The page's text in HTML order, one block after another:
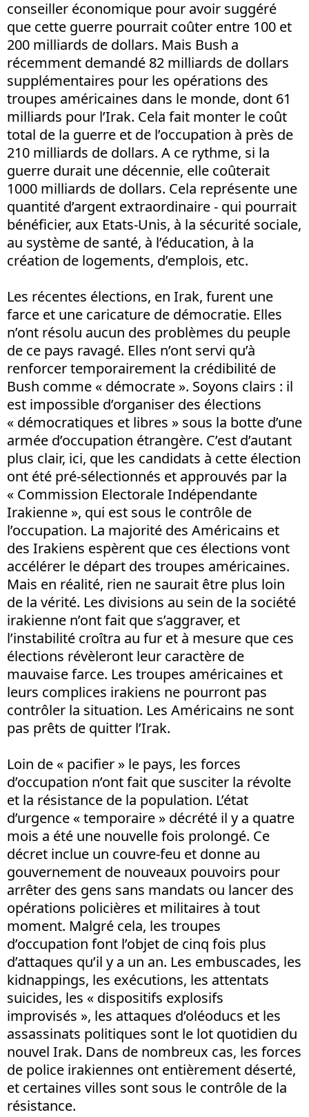
conseiller économique pour avoir suggéré
que cette guerre pourrait coûter entre 100 et
200 milliards de dollars. Mais Bush a
récemment demandé 82 milliards de dollars
supplémentaires pour les opérations des
troupes américaines dans le monde, dont 61
milliards pour l’Irak. Cela fait monter le coût
total de la guerre et de l’occupation à près de
210 milliards de dollars. A ce rythme, si la
guerre durait une décennie, elle coûterait
1000 milliards de dollars. Cela représente une
quantité d’argent extraordinaire - qui pourrait
bénéficier, aux Etats-Unis, à la sécurité sociale,
au système de santé, à l’éducation, à la
création de logements, d’emplois, etc.
Les récentes élections, en Irak, furent une
farce et une caricature de démocratie. Elles
n’ont résolu aucun des problèmes du peuple
de ce pays ravagé. Elles n’ont servi qu’à
renforcer temporairement la crédibilité de
Bush comme « démocrate ». Soyons clairs : il
est impossible d’organiser des élections
« démocratiques et libres » sous la botte d’une
armée d’occupation étrangère. C’est d’autant
plus clair, ici, que les candidats à cette élection
ont été pré-sélectionnés et approuvés par la
« Commission Electorale Indépendante
Irakienne », qui est sous le contrôle de
l’occupation. La majorité des Américains et
des Irakiens espèrent que ces élections vont
accélérer le départ des troupes américaines.
Mais en réalité, rien ne saurait être plus loin
de la vérité. Les divisions au sein de la société
irakienne n’ont fait que s’aggraver, et
l’instabilité croîtra au fur et à mesure que ces
élections révèleront leur caractère de
mauvaise farce. Les troupes américaines et
leurs complices irakiens ne pourront pas
contrôler la situation. Les Américains ne sont
pas prêts de quitter l’Irak.
Loin de « pacifier » le pays, les forces
d’occupation n’ont fait que susciter la révolte
et la résistance de la population. L’état
d’urgence « temporaire » décrété il y a quatre
mois a été une nouvelle fois prolongé. Ce
décret inclue un couvre-feu et donne au
gouvernement de nouveaux pouvoirs pour
arrêter des gens sans mandats ou lancer des
opérations policières et militaires à tout
moment. Malgré cela, les troupes
d’occupation font l’objet de cinq fois plus
d’attaques qu’il y a un an. Les embuscades, les
kidnappings, les exécutions, les attentats
suicides, les « dispositifs explosifs
improvisés », les attaques d’oléoducs et les
assassinats politiques sont le lot quotidien du
nouvel Irak. Dans de nombreux cas, les forces
de police irakiennes ont entièrement déserté,
et certaines villes sont sous le contrôle de la
résistance.